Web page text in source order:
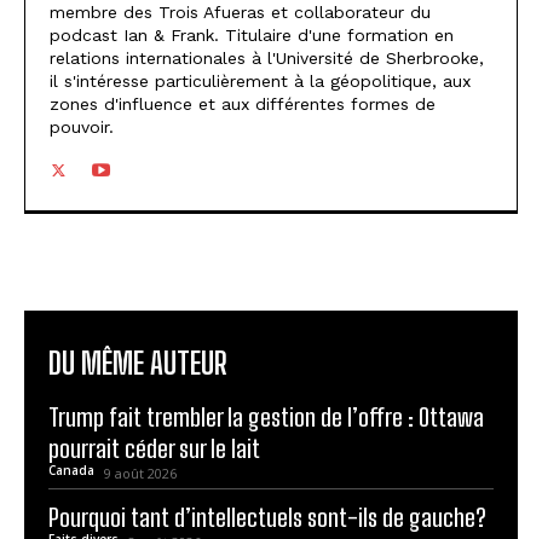
membre des Trois Afueras et collaborateur du
podcast Ian & Frank. Titulaire d'une formation en
relations internationales à l'Université de Sherbrooke,
il s'intéresse particulièrement à la géopolitique, aux
zones d'influence et aux différentes formes de
pouvoir.
DU MÊME AUTEUR
Trump fait trembler la gestion de l’offre : Ottawa
pourrait céder sur le lait
Canada 9 août 2026
Pourquoi tant d’intellectuels sont-ils de gauche?